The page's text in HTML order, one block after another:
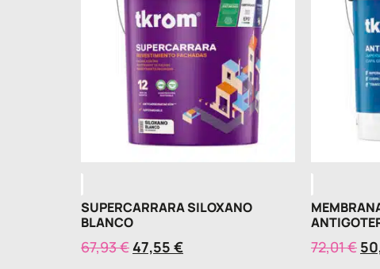
SUPERCARRARA SILOXANO
BLANCO
67,93€ 47,55 € 72,01€